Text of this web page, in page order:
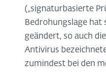
(„signaturbasierte
Bedrohungslage hat
geändert, so auch
Antivirus
zumindest bei den